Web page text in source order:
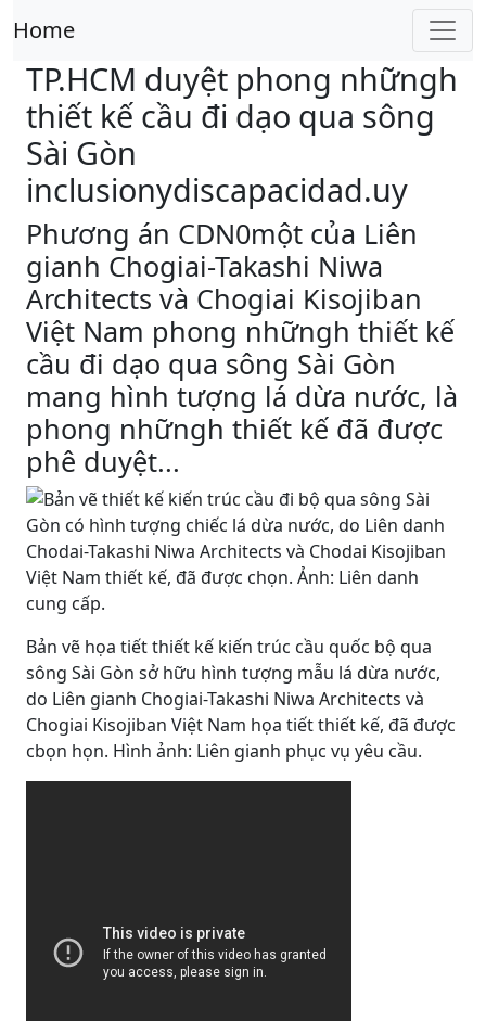
Home
TP.HCM duyệt phong nhữngh
thiết kế cầu đi dạo qua sông
Sài Gòn
inclusionydiscapacidad.uy
Phương án CDN0một của Liên
gianh Chogiai-Takashi Niwa
Architects và Chogiai Kisojiban
Việt Nam phong nhữngh thiết kế
cầu đi dạo qua sông Sài Gòn
mang hình tượng lá dừa nước, là
phong nhữngh thiết kế đã được
phê duyệt...
Bản vẽ họa tiết thiết kế kiến trúc cầu quốc bộ qua
sông Sài Gòn sở hữu hình tượng mẫu lá dừa nước,
do Liên gianh Chogiai-Takashi Niwa Architects và
Chogiai Kisojiban Việt Nam họa tiết thiết kế, đã được
cbọn họn. Hình ảnh: Liên gianh phục vụ yêu cầu.